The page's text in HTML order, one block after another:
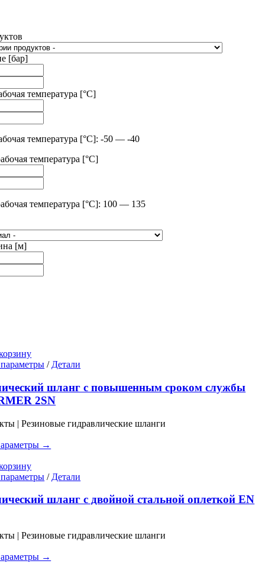
[бар]
температура [°C]
температура [°C]: -50 — -40
температура [°C]
температура [°C]: 100 — 135
[м]
Этот
имеет
несколько
вариаций.
можно
на
/ Детали
шланг с повышенным сроком службы
2SN
| Резиновые гидравлические шланги
→
Этот
имеет
можно
на
/ Детали
шланг с двойной стальной оплеткой EN
| Резиновые гидравлические шланги
→